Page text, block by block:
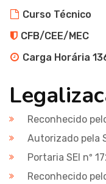
Curso Técnico
CFB/CEE/MEC
Carga Horária
Reconhecido
Autorizado pela
Portaria SEI nº
Reconhecido